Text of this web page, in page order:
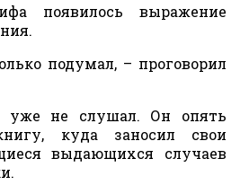
появилось выражение
подумал, – проговорил
не слушал. Он опять
куда заносил свои
выдающихся случаев